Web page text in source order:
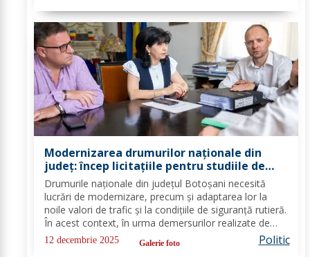
Modernizarea drumurilor naționale din
județ: încep licitațiile pentru studiile de
fezabilitate
Drumurile naționale din județul Botoșani necesită
lucrări de modernizare, precum și adaptarea lor la
noile valori de trafic și la condițiile de siguranță rutieră.
În acest context, în urma demersurilor realizate de
echipa PSD Botoșani, Direcția Regională de Drumuri
și Poduri Iași a scos la...
12 decembrie 2025 Galerie foto Politic